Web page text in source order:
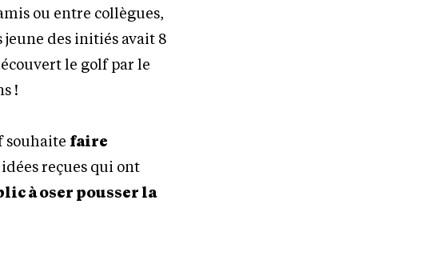
ou entre collègues,
jeune des initiés avait 8
le golf par le
!
souhaite faire
reçues qui ont
à oser pousser la